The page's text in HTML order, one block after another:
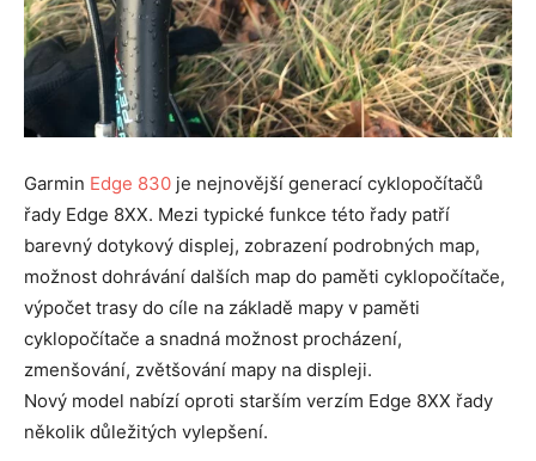
Garmin Edge 830 je nejnovější generací cyklopočítačů
řady Edge 8XX. Mezi typické funkce této řady patří
barevný dotykový displej, zobrazení podrobných map,
možnost dohrávání dalších map do paměti cyklopočítače,
výpočet trasy do cíle na základě mapy v paměti
cyklopočítače a snadná možnost procházení,
zmenšování, zvětšování mapy na displeji.
Nový model nabízí oproti starším verzím Edge 8XX řady
několik důležitých vylepšení.